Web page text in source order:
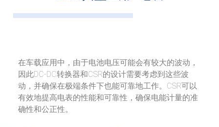
产品中心
质量控制体系
新闻中心
工作机会
在车载应用中，由于电池电压可能会有较大的波动，
因此DC-DC转换器和CSR的设计需要考虑到这些波
动，并确保在极端条件下也能可靠地工作。CSR可以
有效地提高电表的性能和可靠性，确保电能计量的准
确性和公正性。